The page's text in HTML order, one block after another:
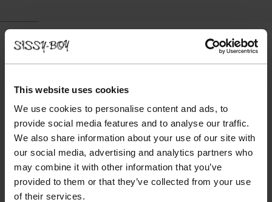
This website uses cookies
We use cookies to personalise content and ads, to
provide social media features and to analyse our traffic.
We also share information about your use of our site with
our social media, advertising and analytics partners who
may combine it with other information that you’ve
provided to them or that they’ve collected from your use
of their services.
EMPRESS CANAPÉ 4 PLACES - ÉCRU
2849.00
Notre canapé Empress allie modernité et vintage. Les lignes
parfait entre les styles contemporain et rétro. Les pieds sont en
plastique noir et le revêtement est com...Lire plus
Choisir le modèle 4 places (1x)
2 Choisir le tissu